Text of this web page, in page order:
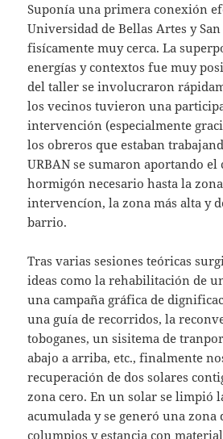
Suponía una primera conexión
Universidad de Bellas Artes y
fisícamente muy cerca. La
energías y contextos fue muy
del taller se involucraron
los vecinos tuvieron una
intervención (especialmente
los obreros que estaban
URBAN se sumaron aportando el
hormigón necesario hasta la
intervencíon, la zona más alta y
barrio.
Tras varias sesiones teóricas
ideas como la rehabilitación de
una campaña gráfica de
una guía de recorridos, la
toboganes, un sisitema de
abajo a arriba, etc., finalmente
recuperación de dos solares
zona cero. En un solar se limpió
acumulada y se generó una zona
columpios y estancia con